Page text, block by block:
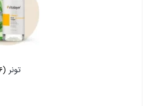
تونر (16)